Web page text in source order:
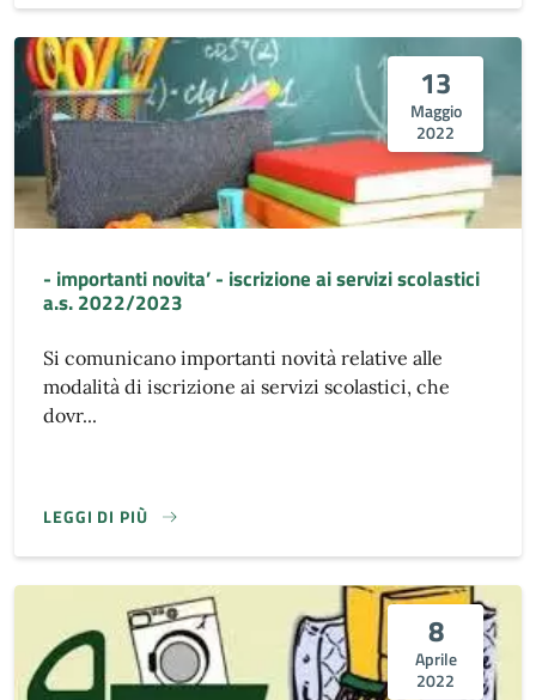
13
Maggio
2022
- importanti novita’ - iscrizione ai servizi scolastici
a.s. 2022/2023
Si comunicano importanti novità relative alle
modalità di iscrizione ai servizi scolastici, che
dovr...
LEGGI DI PIÙ
8
Aprile
2022